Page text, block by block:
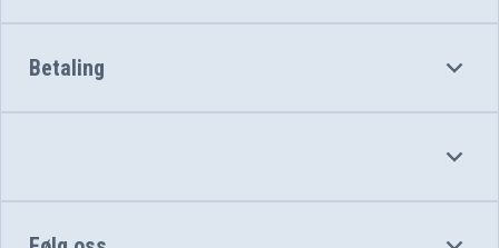
Betaling